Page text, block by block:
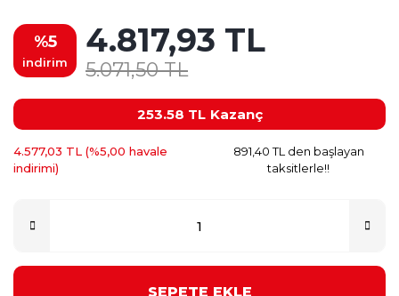
%5
indirim
4.817,93 TL
5.071,50 TL
253.58 TL Kazanç
4.577,03 TL (%5,00 havale
indirimi)
891,40 TL den başlayan
taksitlerle!!
SEPETE EKLE